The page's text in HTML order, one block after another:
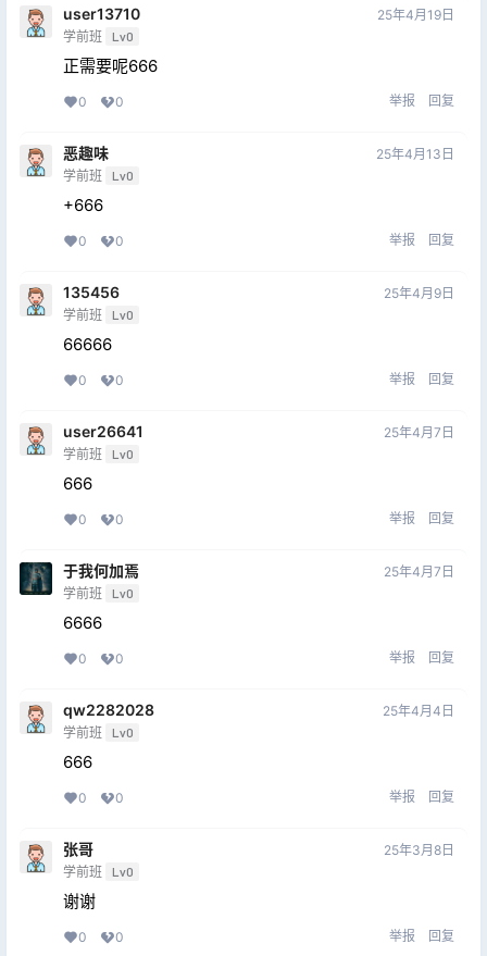
user13710
学前班 Lv0
25年4月19日
正需要呢666
0 0 举报 回复
恶趣味
学前班 Lv0
25年4月13日
+666
0 0 举报 回复
135456
学前班 Lv0
25年4月9日
66666
0 0 举报 回复
user26641
学前班 Lv0
25年4月7日
666
0 0 举报 回复
于我何加焉
学前班 Lv0
25年4月7日
6666
0 0 举报 回复
qw2282028
学前班 Lv0
25年4月4日
666
0 0 举报 回复
张哥
学前班 Lv0
25年3月8日
谢谢
0 0 举报 回复